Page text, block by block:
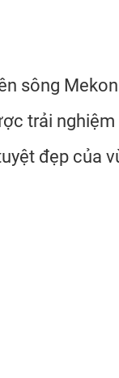
sông
trải
đẹp của